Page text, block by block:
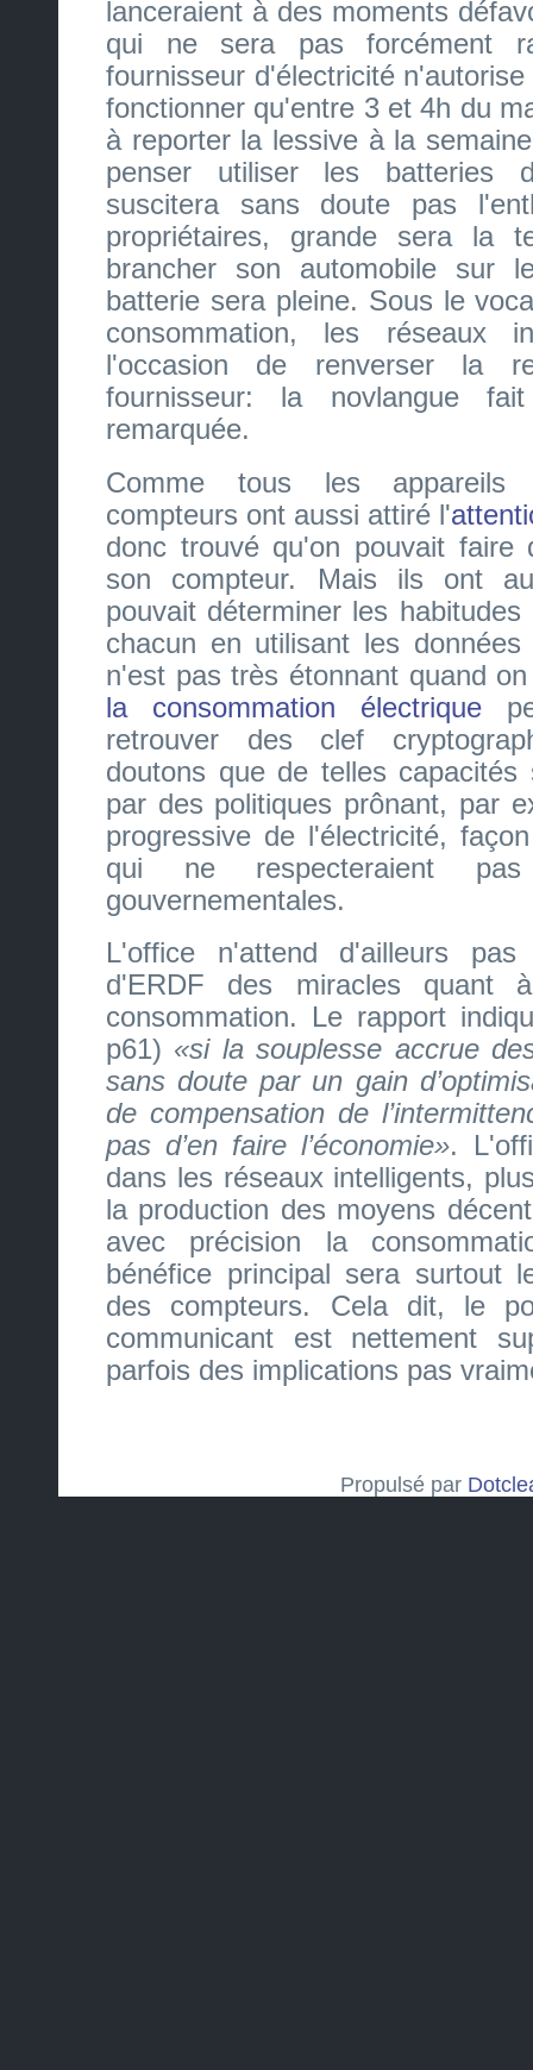
lanceraient à des moments
qui ne sera pas forcément
fournisseur d'électricité
fonctionner qu'entre 3 et 4h du
à reporter la lessive à la
penser utiliser les batteries
suscitera sans doute pas
propriétaires, grande sera la
brancher son automobile sur
batterie sera pleine. Sous le
consommation, les réseaux
l'occasion de renverser la
fournisseur: la novlangue
remarquée.
Comme tous les appareils
compteurs ont aussi attiré l'
donc trouvé qu'on pouvait faire
son compteur. Mais ils ont
pouvait déterminer les
chacun en utilisant les
n'est pas très étonnant quand
la consommation électrique
retrouver des clef
doutons que de telles
par des politiques prônant, par
progressive de l'électricité,
qui ne respecteraient
gouvernementales.
L'office n'attend d'ailleurs
d'ERDF des miracles
consommation. Le rapport
p61)
si la souplesse accrue
sans doute par un gain
de compensation de
pas d’en faire l’économie .
dans les réseaux intelligents,
la production des moyens
avec précision la
bénéfice principal sera surtout
des compteurs. Cela dit, le
communicant est nettement
parfois des implications pas
Propulsé par